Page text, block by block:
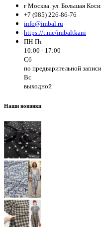
г Москва. ул. Большая
+7 (985) 226-86-76
info@imbal.ru
https://t.me/imbaltkani
ПН-Пт
10:00 - 17:00
Сб
по предварительной записи
Вс
выходной
Наши новинки